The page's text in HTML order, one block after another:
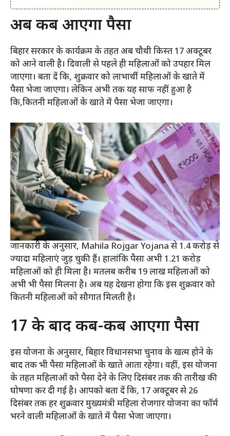
अब कब आएगा पैसा
बिहार सरकार के कार्यक्रम के तहत अब चौथी किस्त 17 अक्टूबर
को आने वाली है। दिवाली से पहले ही महिलाओं को उपहार मिल
जाएगा। बता दें कि, शुक्रवार को लाभार्थी महिलाओं के खाते में
पैसा भेजा जाएगा। लेकिन अभी तक यह साफ नहीं हुआ है
कि,कितनी महिलाओं के खाते में पैसा भेजा जाएगा।
जानकारी के अनुसार, Mahila Rojgar Yojana से 1.4 करोड़ से
ज्यादा महिलाएं जुड़ चुकी हैं। हालांकि पैसा अभी 1.21 करोड़
महिलाओं को ही मिला है। मतलब करीब 19 लाख महिलाओं को
अभी भी पैसा मिलना है। अब यह देखना होगा कि इस शुक्रवार को
कितनी महिलाओं को सौगात मिलती है।
17 के बाद कब-कब आएगा पैसा
इस योजना के अनुसार, बिहार विधानसभा चुनाव के खत्म होने के
बाद तक भी पैसा महिलाओं के खाते आता रहेगा। वहीं, इस योजना
के तहत महिलाओं को पैसा देने के लिए दिसंबर तक की तारीख की
घोषणा कर दी गई है। आपको बता दें कि, 17 अक्टूबर से 26
दिसंबर तक हर शुक्रवार मुख्यमंत्री महिला रोजगार योजना का फॉर्म
भरने वाली महिलाओं के खाते में पैसा भेजा जाएगा।